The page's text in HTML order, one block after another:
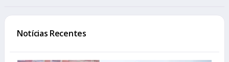
Notícias Recentes